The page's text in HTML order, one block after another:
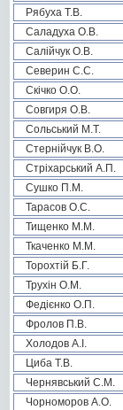
Рябуха Т.В.
Саладуха О.В.
Салійчук О.В.
Северин С.С.
Скічко О.О.
Совгиря О.В.
Сольський М.Т.
Стернійчук В.О.
Стріхарський А.П.
Сушко П.М.
Тарасов О.С.
Тищенко М.М.
Ткаченко М.М.
Торохтій Б.Г.
Трухін О.М.
Федієнко О.П.
Фролов П.В.
Холодов А.І.
Циба Т.В.
Чернявський С.М.
Чорноморов А.О.